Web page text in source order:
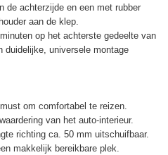
de achterzijde en een met rubber
aan de klep.
op het achterste gedeelte van
duidelijke, universele montage
om comfortabel te reizen.
van het auto-interieur.
richting ca. 50 mm uitschuifbaar.
makkelijk bereikbare plek.